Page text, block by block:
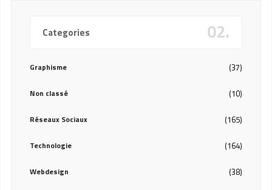
Categories 02.
Graphisme (37)
Non classé (10)
Réseaux Sociaux (165)
Technologie (164)
Webdesign (38)